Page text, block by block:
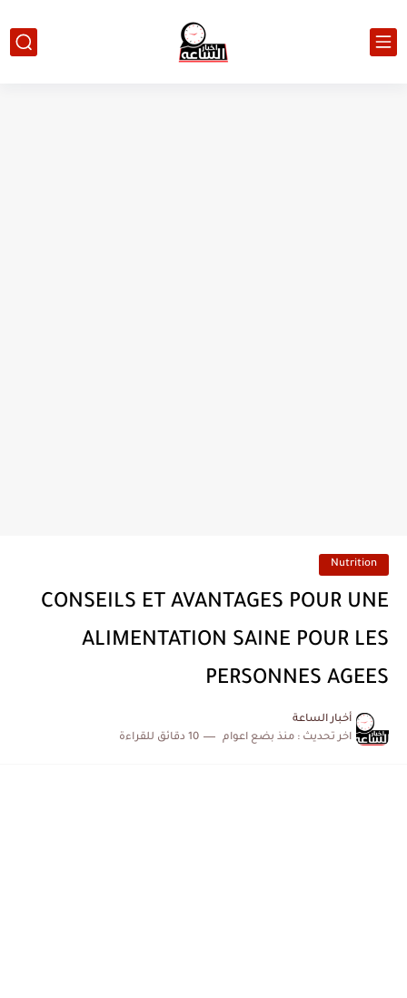
Nutrition
CONSEILS ET AVANTAGES POUR UNE
ALIMENTATION SAINE POUR LES
PERSONNES AGEES
أخبار الساعة
اخر تحديث : منذ بضع اعوام 10 دقائق للقراءة